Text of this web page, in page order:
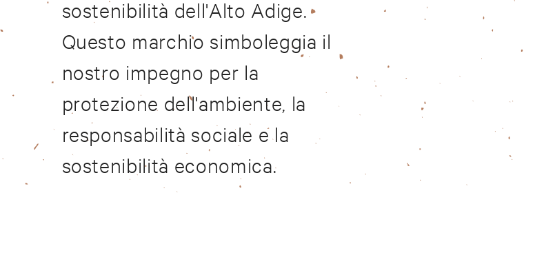
sostenibilità dell'Alto Adige.
Questo marchio simboleggia il
nostro impegno per la
protezione dell'ambiente, la
responsabilità sociale e la
sostenibilità economica.